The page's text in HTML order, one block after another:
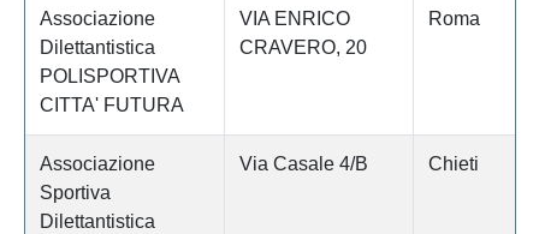
Associazione
Dilettantistica
POLISPORTIVA
CITTA' FUTURA
VIA ENRICO
CRAVERO, 20
Roma
Associazione
Sportiva
Dilettantistica
Via Casale 4/B Chieti